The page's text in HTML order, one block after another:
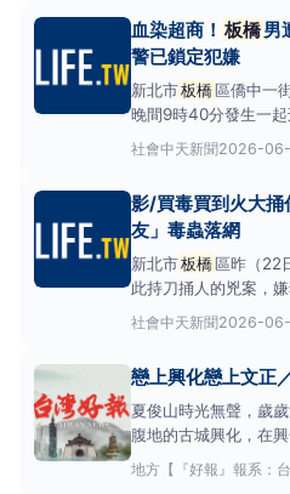
創的傷者是現年67歲
疑似剛好在視
血染超商！ 板橋男
警已鎖定犯嫌
新北市板橋區僑中一
晚間9時40分發生一
趕往現場，發現一名
腹，傷勢嚴重命危搶救
案件。（示意資料照
刺中
社會中天新聞2026-
影/買毒買到火大捅
友」毒蟲落網
新北市板橋區昨（22
此持刀捅人的兇案，
調侃因而傷人，導致
嫌犯許男持刀追殺友
點48分發生，嫌犯經
歲的劉姓
社會中天新聞2026-
戀上興化戀上文正
夏俊山時光無聲，歲
腹地的古城興化，在
生活了七年。七年光
為深入骨髓的眷戀。更
地方 【『好報』報系：